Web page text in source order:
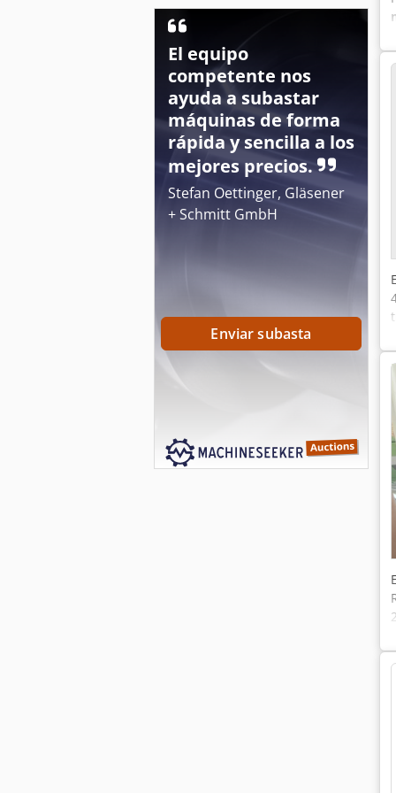
El equipo
competente nos
ayuda a subastar
máquinas de forma
rápida y sencilla a los
mejores precios.
Stefan Oettinger, Gläsener
+ Schmitt GmbH
Enviar subasta